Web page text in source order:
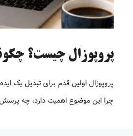
پروپوزال چیست؟
پروپوزال اولین قدم برای تبدیل
چرا این موضوع اهمیت دارد، چه